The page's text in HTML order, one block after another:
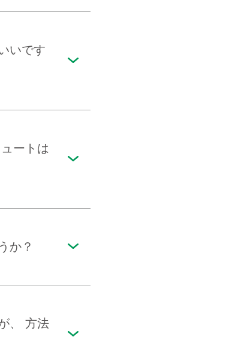
いです
ートは
か？
、 方法